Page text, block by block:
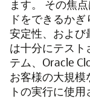
ます。
その焦
ドをできるか
安定性、および
は十分にテス
テム、Oracle
お客様の大規
トの実行に使用